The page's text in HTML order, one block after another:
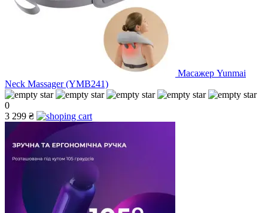
Масажер Yunmai
Neck Massager (YMB241)
0
3 299 ₴